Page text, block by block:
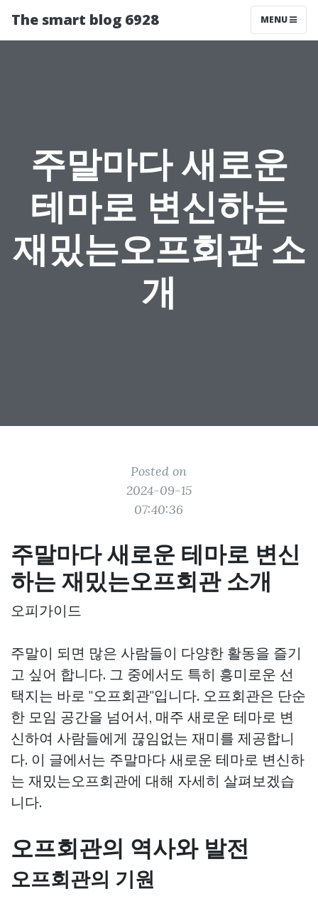
The smart blog 6928 MENU
주말마다 새로운
테마로 변신하는
재밌는오프회관 소
개
Posted on
2024-09-15
07:40:36
주말마다 새로운 테마로 변신
하는 재밌는오프회관 소개
오피가이드
주말이 되면 많은 사람들이 다양한 활동을 즐기
고 싶어 합니다. 그 중에서도 특히 흥미로운 선
택지는 바로 "오프회관"입니다. 오프회관은 단순
한 모임 공간을 넘어서, 매주 새로운 테마로 변
신하여 사람들에게 끊임없는 재미를 제공합니
다. 이 글에서는 주말마다 새로운 테마로 변신하
는 재밌는오프회관에 대해 자세히 살펴보겠습
니다.
오프회관의 역사와 발전
오프회관의 기원